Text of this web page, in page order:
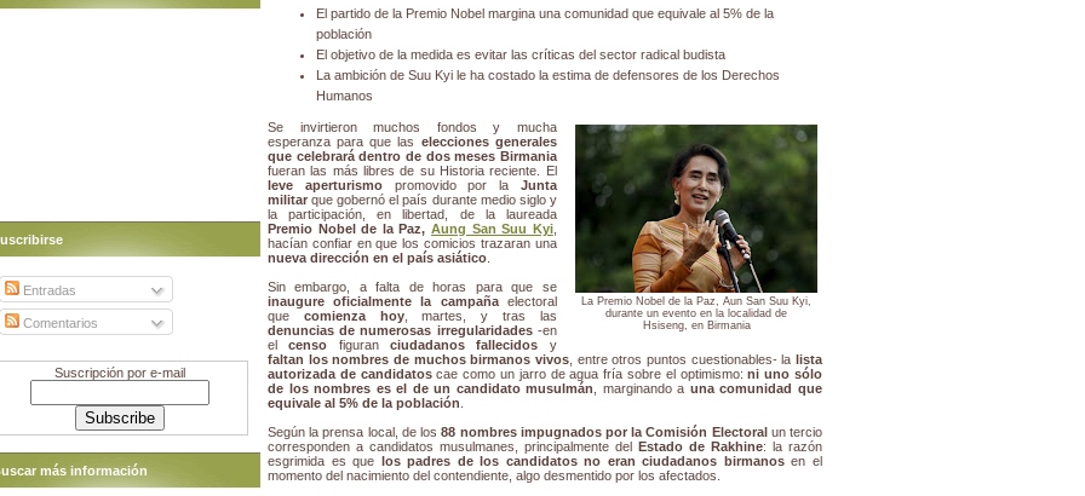
El partido de la Premio Nobel margina una comunidad que equivale al 5% de la
población
El objetivo de la medida es evitar las críticas del sector radical budista
La ambición de Suu Kyi le ha costado la estima de defensores de los Derechos
Humanos
La Premio Nobel de la Paz, Aun San Suu Kyi,
durante un evento en la localidad de
Hsiseng, en Birmania
Se invirtieron muchos fondos y mucha
esperanza para que las elecciones generales
que celebrará dentro de dos meses Birmania
fueran las más libres de su Historia reciente. El
leve aperturismopromovido por la Junta
militar que gobernó el país durante medio siglo y
la participación, en libertad, de la laureada
Premio Nobel de la Paz,Aung San Suu Kyi,
hacían confiar en que los comicios trazaran una
nueva dirección en el país asiático
Sin embargo, a falta de horas para que se
inaugure oficialmente la campañaelectoral
que comienza hoy, martes, y tras las
denuncias de numerosas irregularidades-en
elcenso figuranciudadanos fallecidos y
faltan los nombres de muchos birmanos vivos , entre otros puntos cuestionables- la lista
autorizada de candidatoscae como un jarro de agua fría sobre el optimismo:ni uno sólo
de los nombres es el de un candidato musulmán
, marginando a una comunidad que
equivale al 5% de la población
Según la prensa local, de los88 nombres impugnados por la Comisión Electoral un tercio
corresponden a candidatos musulmanes, principalmente del
Estado de Rakhine: la razón
esgrimida es que
los padres de los candidatos no eran ciudadanos birmanosen el
momento del nacimiento del contendiente, algo desmentido por los afectados.
Entradas
Comentarios
Suscripción por e-mail
más información